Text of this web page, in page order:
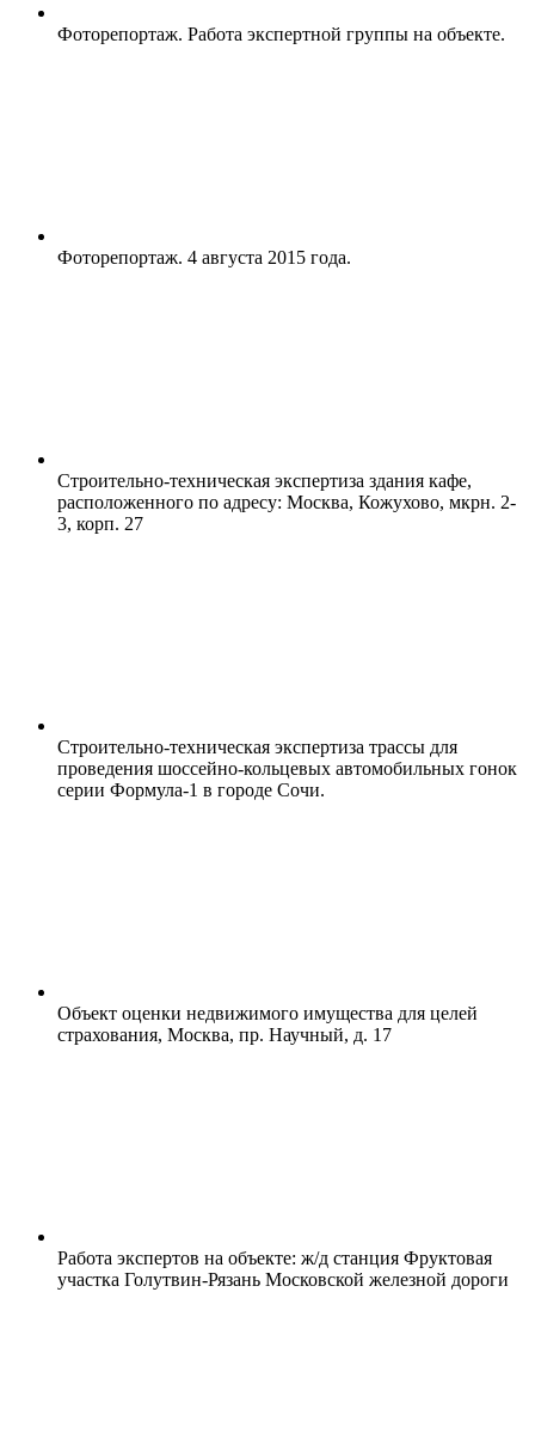
Фоторепортаж. Работа экспертной группы на объекте.
Фоторепортаж. 4 августа 2015 года.
Строительно-техническая экспертиза здания кафе,
расположенного по адресу: Москва, Кожухово, мкрн. 2-
3, корп. 27
Строительно-техническая экспертиза трассы для
проведения шоссейно-кольцевых автомобильных гонок
серии Формула-1 в городе Сочи.
Объект оценки недвижимого имущества для целей
страхования, Москва, пр. Научный, д. 17
Работа экспертов на объекте: ж/д станция Фруктовая
участка Голутвин-Рязань Московской железной дороги